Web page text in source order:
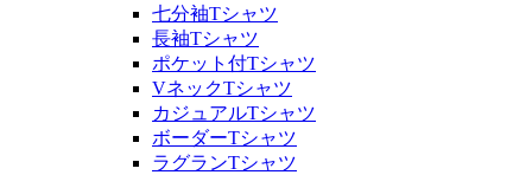
七分袖Tシャツ
長袖Tシャツ
ポケット付Tシャツ
VネックTシャツ
カジュアルTシャツ
ボーダーTシャツ
ラグランTシャツ